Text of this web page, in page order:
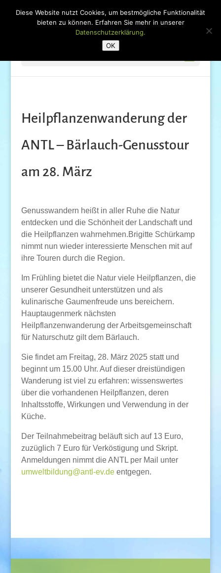
Heilpflanzenwanderung der
ANTL – Bärlauch-Genusstour
am 28. März
Genusswandern heißt in aller Ruhe die Natur
entdecken und die Schönheit der Landschaft und
die Heilpflanzen wahrnehmen.Brigitte Schürkamp
nimmt nun wieder interessierte Menschen mit auf
ihre Touren durch die Region.
Im Frühling bietet die Natur viele Heilpflanzen, die
unserer Gesundheit unterstützen und als
kulinarische Gaumenfreude uns bereichern.
Hauptaugenmerk nächsten
Heilpflanzenwanderung der Arbeitsgemeinschaft
für Naturschutz gilt dem Bärlauch.
Sie findet am Freitag, 28. März 2025 statt und
beginnt um 15.00 Uhr. Auf dieser dreistündigen
Wanderung ist viel zu erfahren: wissenswertes
über die vorhandenen Heilpflanzen, deren
Inhaltsstoffe, Wirkungen und Verwendung in der
Küche.
Der Teilnahmebeitrag beläuft sich auf 13 Euro,
zuzüglich 7 Euro für Verköstigung und Skript.
Anmeldungen nimmt die ANTL per Mail unter
umweltbildung@antl-ev.deentgegen.
Diese Website nutzt Cookies, um bestmögliche Funktionalität
bieten zu können. Erfahren Sie mehr in unserer
Datenschutzerklärung.
OK